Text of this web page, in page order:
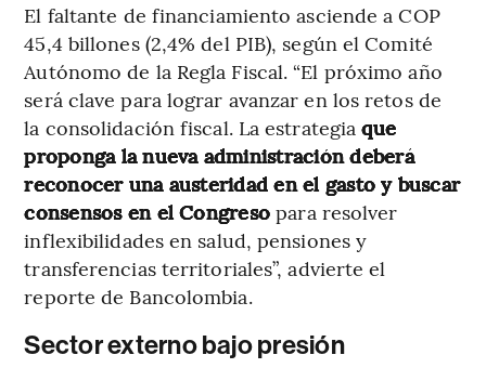
El faltante de financiamiento asciende a COP
45,4 billones (2,4% del PIB), según el Comité
Autónomo de la Regla Fiscal. “El próximo año
será clave para lograr avanzar en los retos de
la consolidación fiscal. La estrategiaque
proponga la nueva administración deberá
reconocer una austeridad en el gasto y buscar
consensos en el Congreso para resolver
inflexibilidades en salud, pensiones y
transferencias territoriales”, advierte el
reporte de Bancolombia.
Sector externo bajo presión